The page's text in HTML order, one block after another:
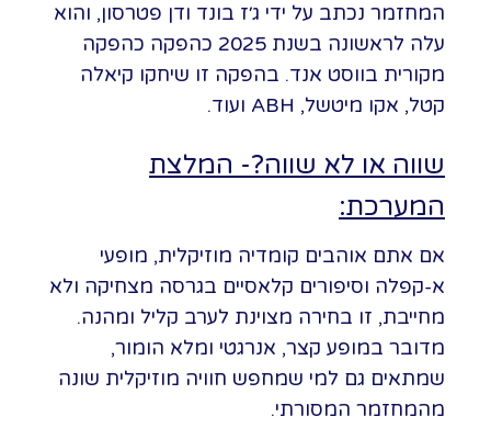
המחזמר נכתב על ידי ג׳ז בונד ודן פטרסון, והוא
עלה לראשונה בשנת 2025 כהפקה כהפקה
מקורית בווסט אנד. בהפקה זו שיחקו קיאלה
קטל, אקו מיטשל, ABH ועוד.
שווה או לא שווה?- המלצת
המערכת:
אם אתם אוהבים קומדיה מוזיקלית, מופעי
א-קפלה וסיפורים קלאסיים בגרסה מצחיקה ולא
מחייבת, זו בחירה מצוינת לערב קליל ומהנה.
מדובר במופע קצר, אנרגטי ומלא הומור,
שמתאים גם למי שמחפש חוויה מוזיקלית שונה
מהמחזמר המסורתי.